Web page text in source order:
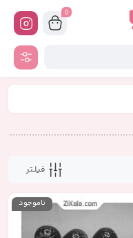
0
فیلـتر
ناموجود